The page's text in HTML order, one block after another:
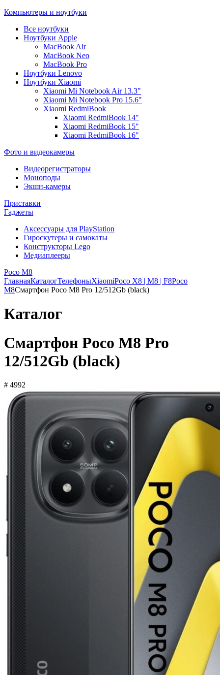
Компьютеры и ноутбуки
Все ноутбуки
Ноутбуки Apple
MacBook Air
MacBook Neo
MacBook Pro
Ноутбуки Lenovo
Ноутбуки Xiaomi
Xiaomi Mi Notebook Air 13.3"
Xiaomi Mi Notebook Pro 15.6"
Xiaomi RedmiBook
Xiaomi RedmiBook 14"
Xiaomi RedmiBook 15"
Xiaomi RedmiBook 16"
Фото и видеокамеры
Видеорегистраторы
Моноподы
Экшн-камеры
Приставки
Гаджеты
Аксессуары для PlayStation
Гироскутеры и самокаты
Конструкторы Lego
Медиаплееры
Poco M8
ГлавнаяКаталогТелефоныXiaomiPoco X8 | M8 | F8Poco
M8Смартфон Poco M8 Pro 12/512Gb (black)
Каталог
Смартфон Poco M8 Pro
12/512Gb (black)
# 4992